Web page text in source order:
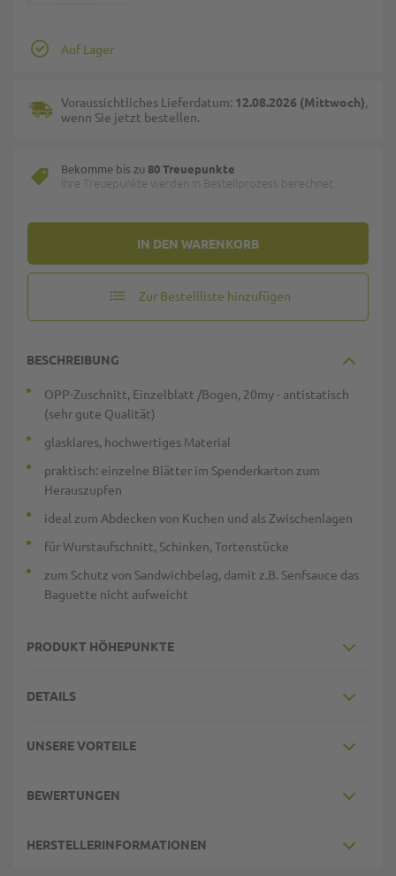
IN DEN WARENKORB
Auf Lager
Voraussichtliches Lieferdatum: 12.08.2026 (Mittwoch),
wenn Sie jetzt bestellen.
Bekomme bis zu 80 Treuepunkte
Ihre Treuepunkte werden in Bestellprozess berechnet.
Zur Bestellliste hinzufügen
BESCHREIBUNG
OPP-Zuschnitt, Einzelblatt /Bogen, 20my - antistatisch
(sehr gute Qualität)
glasklares, hochwertiges Material
praktisch: einzelne Blätter im Spenderkarton zum
Herauszupfen
ideal zum Abdecken von Kuchen und als Zwischenlagen
für Wurstaufschnitt, Schinken, Tortenstücke
zum Schutz von Sandwichbelag, damit z.B. Senfsauce das
Baguette nicht aufweicht
PRODUKT HÖHEPUNKTE
DETAILS
UNSERE VORTEILE
BEWERTUNGEN
HERSTELLERINFORMATIONEN